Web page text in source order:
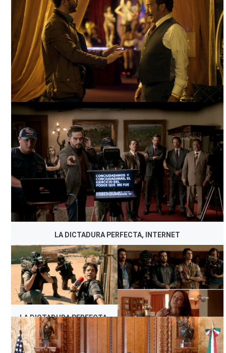
LA DICTADURA PERFECTA, INTERNET
LA DICTADURA PERFECTA, INTERNET
LA DICTADURA PERFECTA,
INTERNET
LA DICTADURA PERFECTA,